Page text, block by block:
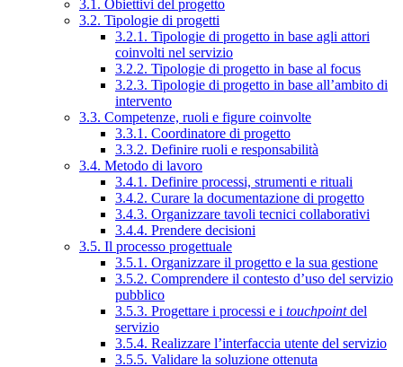
3.1. Obiettivi del progetto
3.2. Tipologie di progetti
3.2.1. Tipologie di progetto in base agli attori
coinvolti nel servizio
3.2.2. Tipologie di progetto in base al focus
3.2.3. Tipologie di progetto in base all’ambito di
intervento
3.3. Competenze, ruoli e figure coinvolte
3.3.1. Coordinatore di progetto
3.3.2. Definire ruoli e responsabilità
3.4. Metodo di lavoro
3.4.1. Definire processi, strumenti e rituali
3.4.2. Curare la documentazione di progetto
3.4.3. Organizzare tavoli tecnici collaborativi
3.4.4. Prendere decisioni
3.5. Il processo progettuale
3.5.1. Organizzare il progetto e la sua gestione
3.5.2. Comprendere il contesto d’uso del servizio
pubblico
3.5.3. Progettare i processi e i touchpointdel
servizio
3.5.4. Realizzare l’interfaccia utente del servizio
3.5.5. Validare la soluzione ottenuta